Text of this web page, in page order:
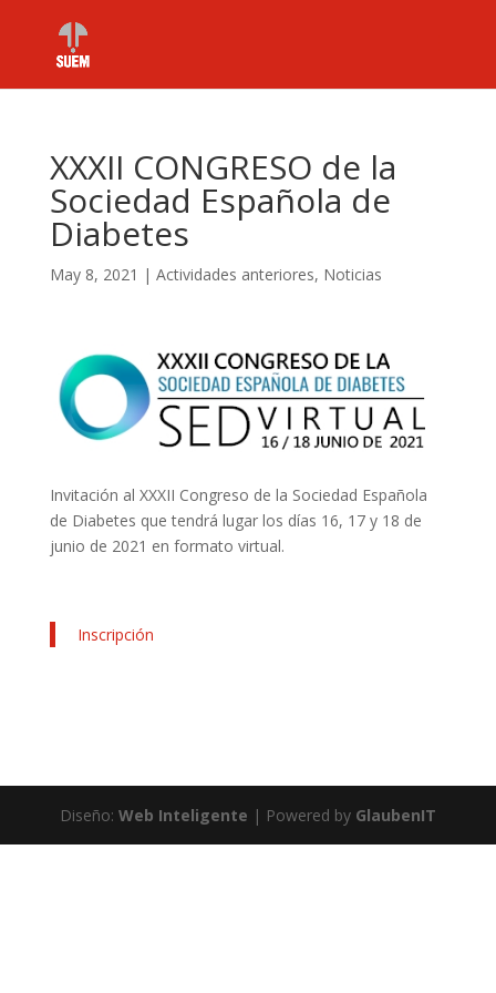
XXXII CONGRESO de la
Sociedad Española de
Diabetes
May 8, 2021 | Actividades anteriores, Noticias
Invitación al XXXII Congreso de la Sociedad Española
de Diabetes que tendrá lugar los días 16, 17 y 18 de
junio de 2021 en formato virtual.
Inscripción
Diseño: Web Inteligente | Powered by GlaubenIT